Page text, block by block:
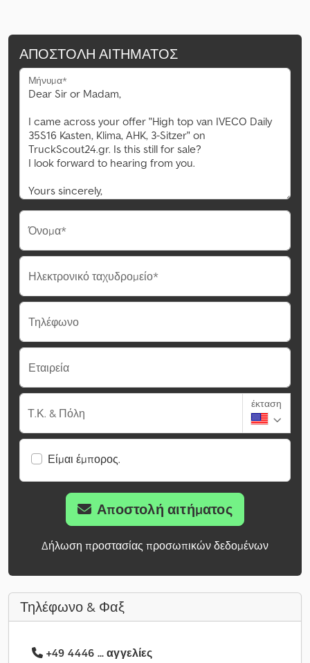
ΑΠΟΣΤΟΛΉ ΑΙΤΉΜΑΤΟΣ
Μήνυμα*
Όνομα*
Ηλεκτρονικό ταχυδρομείο*
Τηλέφωνο
Εταιρεία
Τ.Κ. & Πόλη
έκταση
Είμαι έμπορος.
Αποστολή αιτήματος
Δήλωση προστασίας προσωπικών δεδομένων
Τηλέφωνο & Φαξ
+49 4446 ... αγγελίες